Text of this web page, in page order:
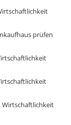
prüfen
Wirtschaftlichkeit